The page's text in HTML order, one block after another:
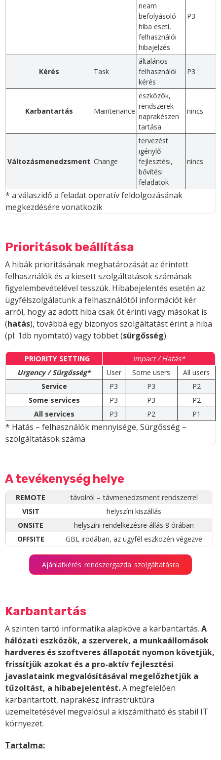
neam
befolyásoló
hiba eseti,
felhasználói
hibajelzés
P3
Kérés Task
általános
felhasználói
kérés
P3
Karbantartás Maintenance
eszközök,
rendszerek
naprakészen
tartása
nincs
Változásmenedzsment Change
tervezést
igénylő
fejlesztési,
bővítési
feladatok
nincs
* a válaszidő a feladat operatív feldolgozásának
megkezdésére vonatkozik
Prioritások beállítása
A hibák prioritásának meghatározását az érintett
felhasználók és a kiesett szolgáltatások számának
figyelembevételével tesszük. Hibabejelentés esetén az
ügyfélszolgálatunk a felhasználótól információt kér
arról, hogy az adott hiba csak őt érinti vagy másokat is
(hatás), továbbá egy bizonyos szolgáltatást érint a hiba
(pl: 1db nyomtató) vagy többet (sürgősség).
PRIORITY SETTING
Impact / Hatás*
Urgency / Sürgősség*
User Some users
All users
Service
P3 P3
P2
Some services
P3 P3
P2
All services
P3 P2 P1
* Hatás – felhasználók mennyisége, Sürgősség –
szolgáltatások száma
A tevékenység helye
REMOTE
távolról – távmenedzsment rendszerrel
VISIT
helyszíni kiszállás
ONSITE
helyszíni rendelkezésre állás 8 órában
OFFSITE
GBL irodában, az ügyfél eszközén végezve
Ajánlatkérés rendszergazda szolgáltatásra
Karbantartás
A szinten tartó informatika alapköve a karbantartás. A
hálózati eszközök, a szerverek, a munkaállomások
hardveres és szoftveres állapotát nyomon követjük,
frissítjük azokat és a pro-aktív fejlesztési
javaslataink megvalósításával megelőzhetjük a
tűzoltást, a hibabejelentést.A megfelelően
karbantartott, naprakész infrastruktúra
üzemeltetésével megvalósul a kiszámítható és stabil IT
környezet.
Tartalma: